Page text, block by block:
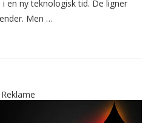
en ny teknologisk tid. De ligner
Men …
Reklame